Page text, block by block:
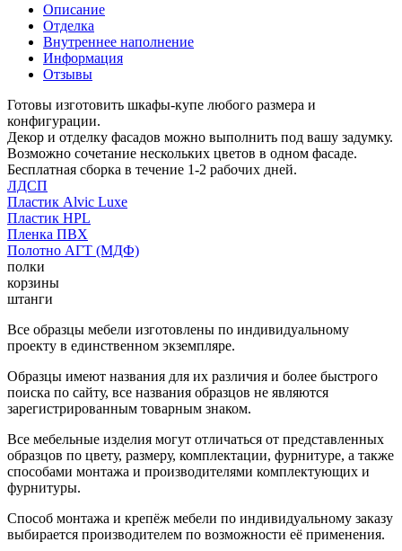
Описание
Отделка
Внутреннее наполнение
Информация
Отзывы
Готовы изготовить шкафы-купе любого размера и
конфигурации.
Декор и отделку фасадов можно выполнить под вашу задумку.
Возможно сочетание нескольких цветов в одном фасаде.
Бесплатная сборка в течение 1-2 рабочих дней.
ЛДСП
Пластик Alvic Luxe
Пластик HPL
Пленка ПВХ
Полотно АГТ (МДФ)
полки
корзины
штанги
Все образцы мебели изготовлены по индивидуальному
проекту в единственном экземпляре.
Образцы имеют названия для их различия и более быстрого
поиска по сайту, все названия образцов не являются
зарегистрированным товарным знаком.
Все мебельные изделия могут отличаться от представленных
образцов по цвету, размеру, комплектации, фурнитуре, а также
способами монтажа и производителями комплектующих и
фурнитуры.
Способ монтажа и крепёж мебели по индивидуальному заказу
выбирается производителем по возможности её применения.